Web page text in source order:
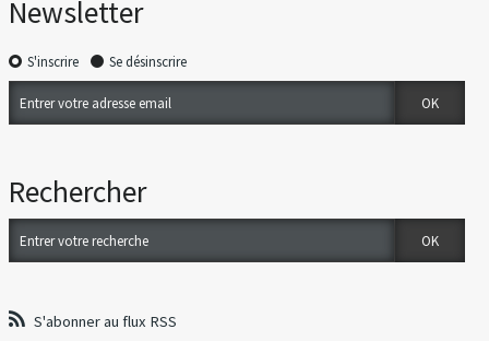
Newsletter
S'inscrire Se désinscrire
Rechercher
S'abonner au flux RSS